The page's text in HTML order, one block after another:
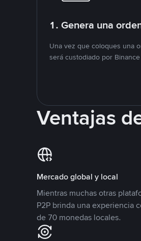
1. Genera una
Una vez que coloques una
será custodiado por Binance
Ventajas
Mercado global y local
Mientras muchas otras
P2P brinda una experiencia
de 70 monedas locales.